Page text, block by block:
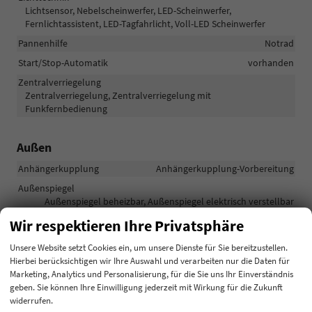
Lichtsensor, Nebelscheinwerfer, LED-Scheinwerfer,
Fernlichtassistent, LED-Tagfahrlicht, Voll-LED Scheinwerfer
Pannenhilfe
Notrad
Start/Stop-Automatik
vorhanden
Zentralverriegelung
Zentralverriegelung, Zentralverriegelung mit
Funkfernbedienung
Außen
Anhängerkupplung
Anhängerkupplung-Vorbereitung
Außenspiegel
Außenspiegel beheizbar, Außenspiegel elektrisch verstellbar
Dachreling
Räder & Technik
Antriebsachse
Frontantrieb
Bremsen
Wir respektieren Ihre Privatsphäre
Unsere Website setzt Cookies ein, um unsere Dienste für Sie bereitzustellen.
Hierbei berücksichtigen wir Ihre Auswahl und verarbeiten nur die Daten für
Marketing, Analytics und Personalisierung, für die Sie uns Ihr Einverständnis
geben. Sie können Ihre Einwilligung jederzeit mit Wirkung für die Zukunft
widerrufen.